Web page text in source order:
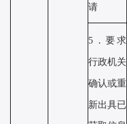
请
5．要求
行政机关
确认或重
新出具已